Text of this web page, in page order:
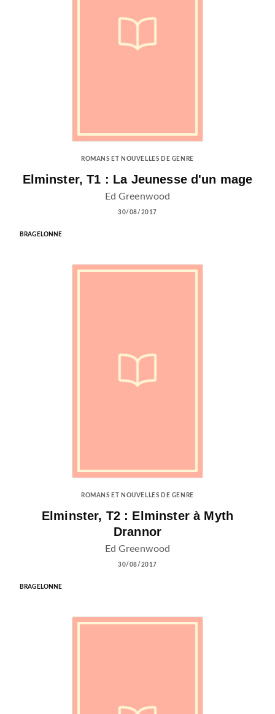
ROMANS ET NOUVELLES DE GENRE
Elminster, T1 : La Jeunesse d'un mage
Ed Greenwood
30/08/2017
BRAGELONNE
ROMANS ET NOUVELLES DE GENRE
Elminster, T2 : Elminster à Myth
Drannor
Ed Greenwood
30/08/2017
BRAGELONNE